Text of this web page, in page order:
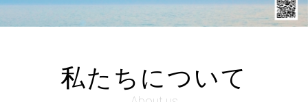
私たちについて